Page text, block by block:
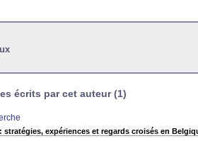
écrits par cet auteur (1)
stratégies, expériences et regards croisés en